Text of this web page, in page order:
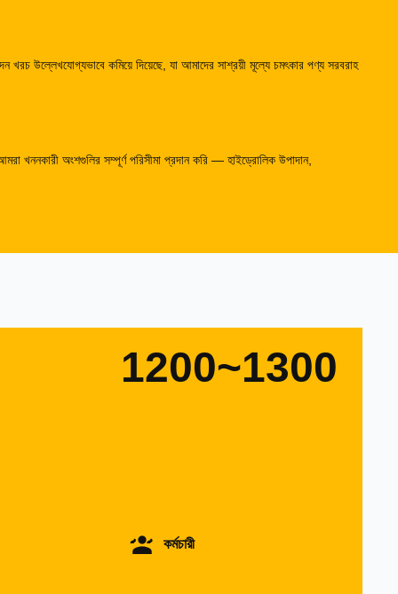
উল্লেখযোগ্যভাবে কমিয়ে দিয়েছে, যা আমাদের সাশ্রয়ী মূল্যে চমৎকার পণ্য সরবরাহ
খননকারী অংশগুলির সম্পূর্ণ পরিসীমা প্রদান করি — হাইড্রোলিক উপাদান,
1200~1300
কর্মচারী